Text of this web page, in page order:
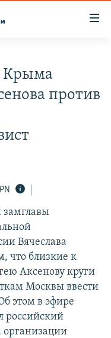
Крыма
против
замглавы
Вячеслава
что близкие к
Аксенову круги
Москвы ввести
этом в эфире
российский
организации